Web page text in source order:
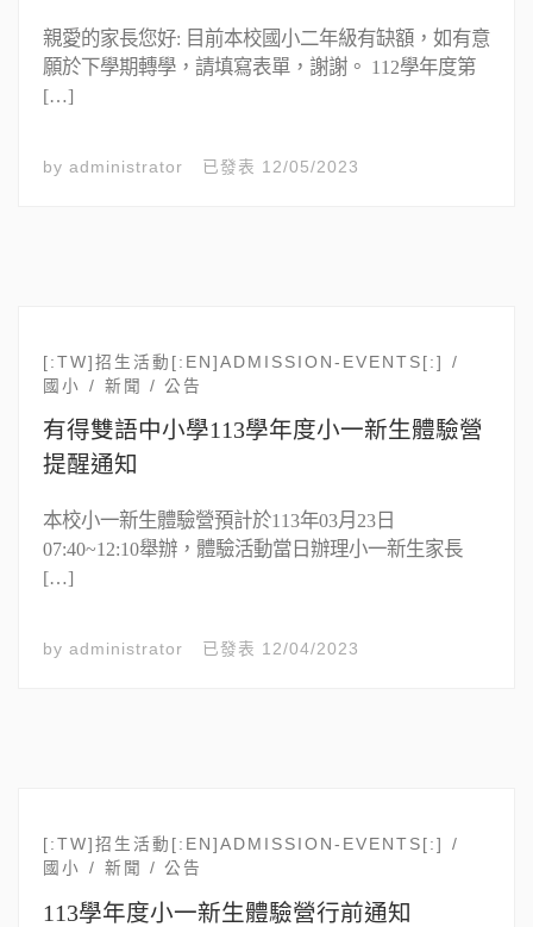
親愛的家長您好: 目前本校國小二年級有缺額，如有意
願於下學期轉學，請填寫表單，謝謝。 112學年度第
[…]
by administrator 已發表 12/05/2023
[:TW]招生活動[:EN]ADMISSION-EVENTS[:]
國小
新聞 / 公告
有得雙語中小學113學年度小一新生體驗營
提醒通知
本校小一新生體驗營預計於113年03月23日
07:40~12:10舉辦，體驗活動當日辦理小一新生家長
[…]
by administrator 已發表 12/04/2023
[:TW]招生活動[:EN]ADMISSION-EVENTS[:]
國小
新聞 / 公告
113學年度小一新生體驗營行前通知